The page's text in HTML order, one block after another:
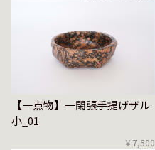
【一点物】一閑張手提げザル
小_01
￥7,500